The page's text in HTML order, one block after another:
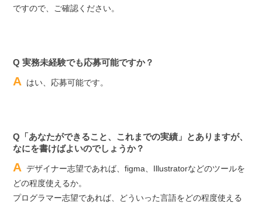
ですので、ご確認ください。
Q 実務未経験でも応募可能ですか？
A はい、応募可能です。
Q「あなたができること、これまでの実績」とありますが、
なにを書けばよいのでしょうか？
A デザイナー志望であれば、figma、Illustratorなどのツールを
どの程度使えるか。
プログラマー志望であれば、どういった言語をどの程度使える